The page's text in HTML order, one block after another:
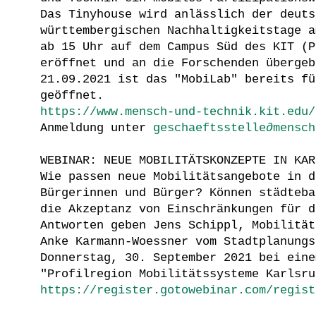
Das Tinyhouse wird anlässlich der
württembergischen Nachhaltigkeitstage
ab 15 Uhr auf dem Campus Süd des
eröffnet und an die Forschenden
21.09.2021 ist das "MobiLab" bereits
geöffnet.
https://www.mensch-und-technik.kit.edu/
Anmeldung unter
WEBINAR: NEUE MOBILITÄTSKONZEPTE IN
Wie passen neue Mobilitätsangebote in
Bürgerinnen und Bürger? Können
die Akzeptanz von Einschränkungen für
Antworten geben Jens Schippl,
Anke Karmann-Woessner vom
Donnerstag, 30. September 2021 bei
"Profilregion Mobilitätssysteme
https://register.gotowebinar.com/